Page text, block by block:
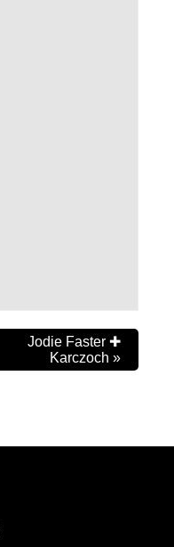
Jodie Faster ✚
Karczoch »